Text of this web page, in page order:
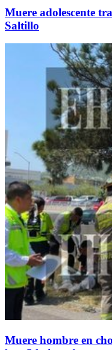
Muere adolescente
Saltillo
Muere hombre en